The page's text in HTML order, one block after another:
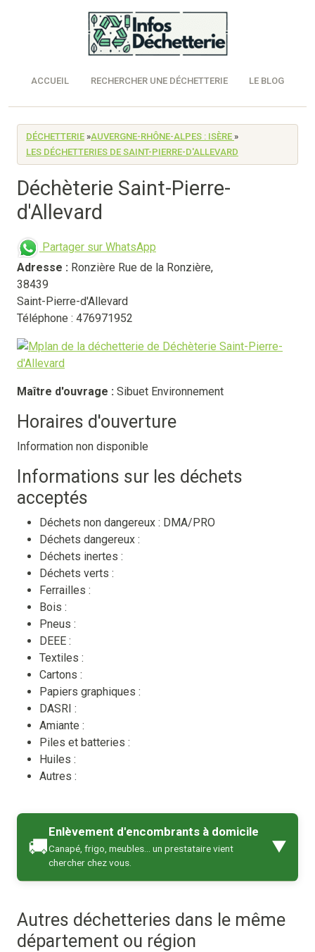
ACCUEIL RECHERCHER UNE DÉCHETTERIE LE BLOG
DÉCHETTERIE »AUVERGNE-RHÔNE-ALPES : ISÈRE »
LES DÉCHETTERIES DE SAINT-PIERRE-D'ALLEVARD
Déchèterie Saint-Pierre-
d'Allevard
Partager sur WhatsApp
Adresse : Ronzière Rue de la Ronzière,
38439
Saint-Pierre-d'Allevard
Téléphone : 476971952
Maître d'ouvrage : Sibuet Environnement
Horaires d'ouverture
Information non disponible
Informations sur les déchets
acceptés
Déchets non dangereux : DMA/PRO
Déchets dangereux :
Déchets inertes :
Déchets verts :
Ferrailles :
Bois :
Pneus :
DEEE :
Textiles :
Cartons :
Papiers graphiques :
DASRI :
Amiante :
Piles et batteries :
Huiles :
Autres :
🚚
Enlèvement d'encombrants à domicile
Canapé, frigo, meubles… un prestataire vient
chercher chez vous.
▼
Autres déchetteries dans le même
département ou région